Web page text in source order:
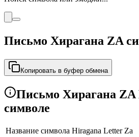
Письмо Хирагана ZA
Копировать в буфер обмена
Письмо Хирагана
символе
Название символа Hiragana Letter Za